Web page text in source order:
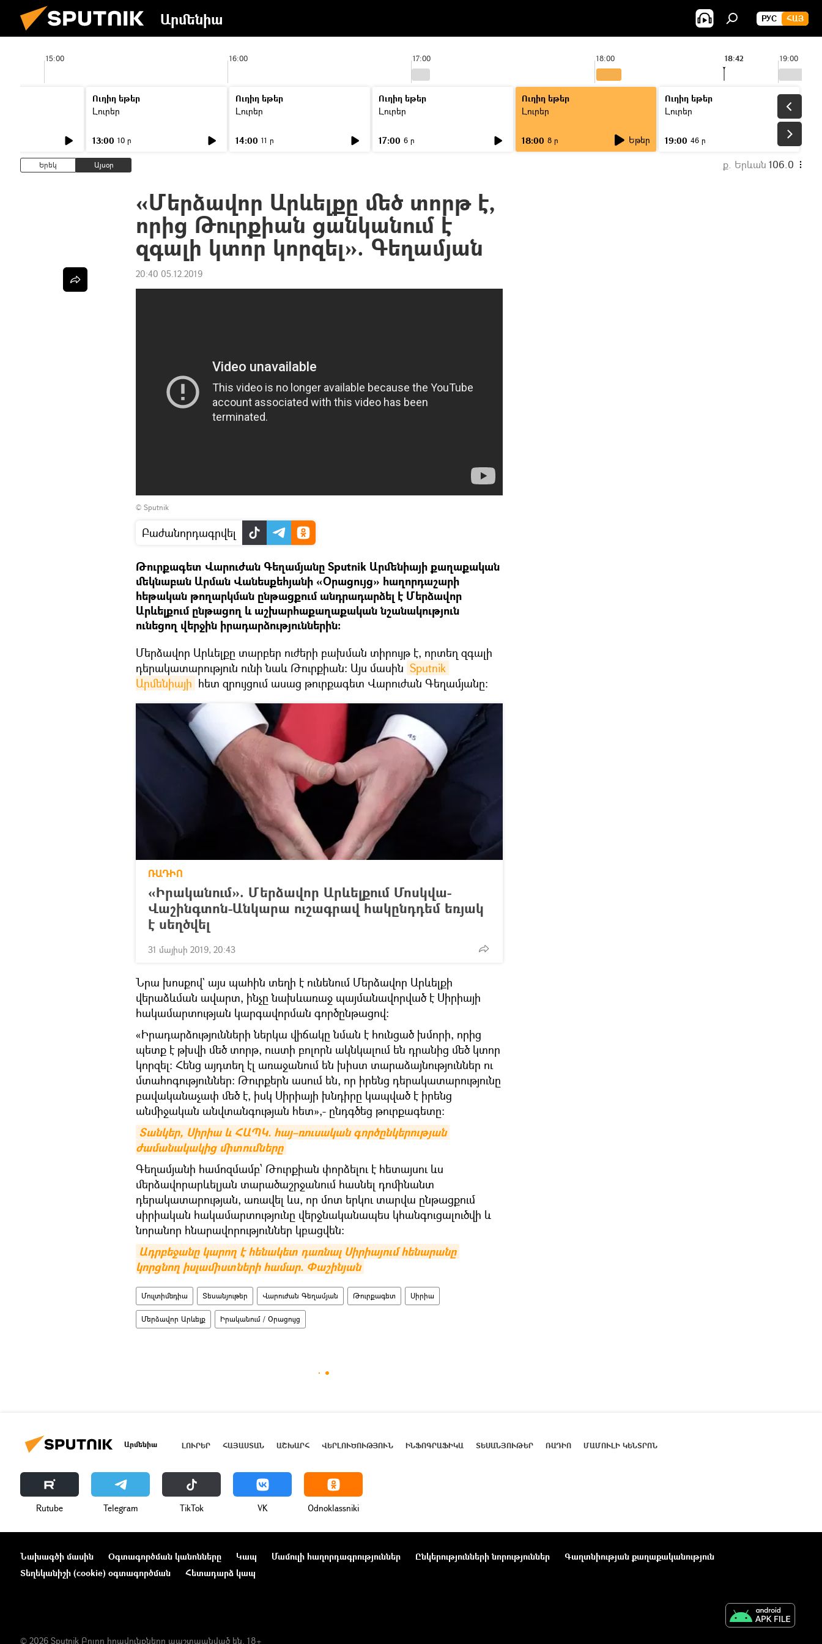
Արմենիա РУС ՀԱՅ
15:00 16:00 17:00 18:00 19:00
18:42
Ուղիղ եթեր
Լուրեր
13:00 10 ր
Ուղիղ եթեր
Լուրեր
14:00 11 ր
Ուղիղ եթեր
Լուրեր
17:00 6 ր
Ուղիղ եթեր
Լուրեր
18:00 8 ր Եթեր
Ուղիղ եթեր
Լուրեր
19:00 46 ր
Երեկ Այսօր ք. Երևան 106.0
«Մերձավոր Արևելքը մեծ տորթ է,
որից Թուրքիան ցանկանում է
զգալի կտոր կորզել». Գեղամյան
20:40 05.12.2019
© Sputnik
Բաժանորդագրվել
Թուրքագետ Վարուժան Գեղամյանը Sputnik Արմենիայի քաղաքական
մեկնաբան Արման Վանեսքեհյանի «Օրացույց» հաղորդաշարի
հեթական թողարկման ընթացքում անդրադարձել է Մերձավոր
Արևելքում ընթացող և աշխարհաքաղաքական նշանակություն
ունեցող վերջին իրադարձություններին:
Մերձավոր Արևելքը տարբեր ուժերի բախման տիրույթ է, որտեղ զգալի
դերակատարություն ունի նաև Թուրքիան: Այս մասին Sputnik
Արմենիայի հետ զրույցում ասաց թուրքագետ Վարուժան Գեղամյանը։
ՌԱԴԻՈ
«Իրականում». Մերձավոր Արևելքում Մոսկվա-
Վաշինգտոն-Անկարա ուշագրավ հակընդդեմ եռյակ
է սեղծվել
31 մայիսի 2019, 20:43
Նրա խոսքով` այս պահին տեղի է ունենում Մերձավոր Արևելքի
վերաձևման ավարտ, ինչը նախևառաջ պայմանավորված է Սիրիայի
հակամարտության կարգավորման գործընթացով:
«Իրադարձությունների ներկա վիճակը նման է հունցած խմորի, որից
պետք է թխվի մեծ տորթ, ուստի բոլորն ակնկալում են դրանից մեծ կտոր
կորզել: Հենց այդտեղ էլ առաջանում են խիստ տարաձայնություններ ու
մտահոգություններ: Թուրքերն ասում են, որ իրենց դերակատարությունը
բավականաչափ մեծ է, իսկ Սիրիայի խնդիրը կապված է իրենց
անմիջական անվտանգության հետ»,- ընդգծեց թուրքագետը:
Տանկեր, Սիրիա և ՀԱՊԿ. հայ–ռուսական գործընկերության
ժամանակակից միտումները
Գեղամյանի համոզմամբ՝ Թուրքիան փորձելու է հետայսու ևս
մերձավորարևելյան տարածաշրջանում հասնել դոմինանտ
դերակատարության, առավել ևս, որ մոտ երկու տարվա ընթացքում
սիրիական հակամարտությունը վերջնականապես կհանգուցալուծվի և
նորանոր հնարավորություններ կբացվեն:
Ադրբեջանը կարող է հենակետ դառնալ Սիրիայում հենարանը
կորցնող իսլամիստների համար. Փաշինյան
Մուլտիմեդիա Տեսանյութեր Վարուժան Գեղամյան Թուրքագետ Սիրիա
Մերձավոր Արևելք Իրականում / Օրացույց
Արմենիա ԼՈՒՐԵՐ ՀԱՅԱՍՏԱՆ ԱՇԽԱՐՀ ՎԵՐԼՈՒԾՈՒԹՅՈՒՆ ԻՆՖՈԳՐԱՖԻԿԱ ՏԵՍԱՆՅՈՒԹԵՐ ՌԱԴԻՈ ՄԱՄՈՒԼԻ ԿԵՆՏՐՈՆ
Rutube Telegram ТikТоk VK Odnoklassniki
Նախագծի մասին Օգտագործման կանոնները Կապ Մամուլի հաղորդագրություններ Ընկերությունների նորություններ
Գաղտնիության քաղաքականություն
Տեղեկանիշի (cookie) օգտագործման
Հետադարձ կապ
© 2026 Sputnik Բոլոր իրավունքները պաշտպանված են. 18+